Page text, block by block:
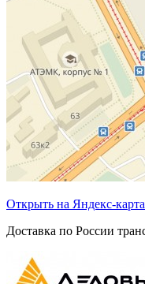
Открыть на Яндекс-
Доставка по России